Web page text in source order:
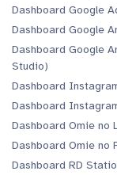
Dashboard Google
Dashboard Google
Dashboard Google
Studio)
Dashboard
Dashboard
Dashboard Omie no
Dashboard Omie no
Dashboard RD